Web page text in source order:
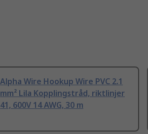
Alpha Wire Hookup Wire PVC 2.1
mm² Lila Kopplingstråd, riktlinjer
41, 600V 14 AWG, 30 m